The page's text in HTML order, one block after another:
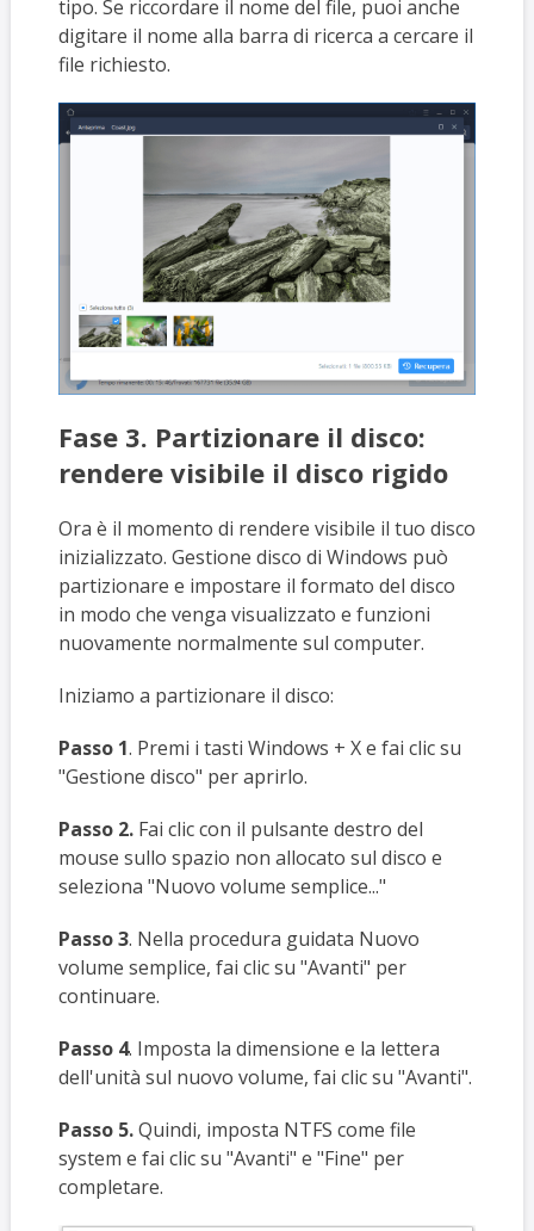
tipo. Se riccordare il nome del file, puoi anche
digitare il nome alla barra di ricerca a cercare il
file richiesto.
Fase 3. Partizionare il disco:
rendere visibile il disco rigido
Ora è il momento di rendere visibile il tuo disco
inizializzato. Gestione disco di Windows può
partizionare e impostare il formato del disco
in modo che venga visualizzato e funzioni
nuovamente normalmente sul computer.
Iniziamo a partizionare il disco:
Passo 1. Premi i tasti Windows + X e fai clic su
"Gestione disco" per aprirlo.
Passo 2.Fai clic con il pulsante destro del
mouse sullo spazio non allocato sul disco e
seleziona "Nuovo volume semplice..."
Passo3. Nella procedura guidata Nuovo
volume semplice, fai clic su "Avanti" per
continuare.
Passo4. Imposta la dimensione e la lettera
dell'unità sul nuovo volume, fai clic su "Avanti".
Passo 5.Quindi, imposta NTFS come file
system e fai clic su "Avanti" e "Fine" per
completare.